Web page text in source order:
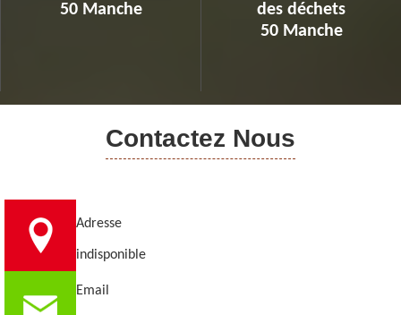
50 Manche
des déchets
50 Manche
Contactez Nous
Adresse
indisponible
Email